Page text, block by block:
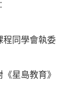
程同學會執委
星島教育》